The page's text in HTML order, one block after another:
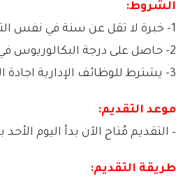
الشروط:
1- خبرة لا تقل عن سنة في نفس التخصص
2- حاصل على درجة البكالوريوس في التخصصات الموضحة أعلاه.
3- يشترط للوظائف الإدارية اجادة اللغة الإنجليزية
موعد التقديم:
– التقديم مُتاح الآن بدأ اليوم الأحد بتاريخ 1445/10/12هـ الموافق
طريقة التقديم: